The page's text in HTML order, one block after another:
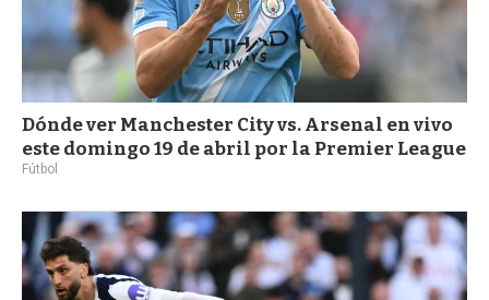
Dónde ver Manchester City vs. Arsenal en vivo
este domingo 19 de abril por la Premier League
Fútbol